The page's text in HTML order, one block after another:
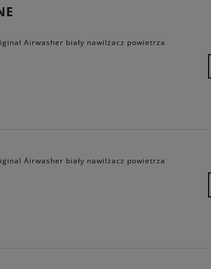
Airwasher biały nawilżacz powietrza
Airwasher biały nawilżacz powietrza